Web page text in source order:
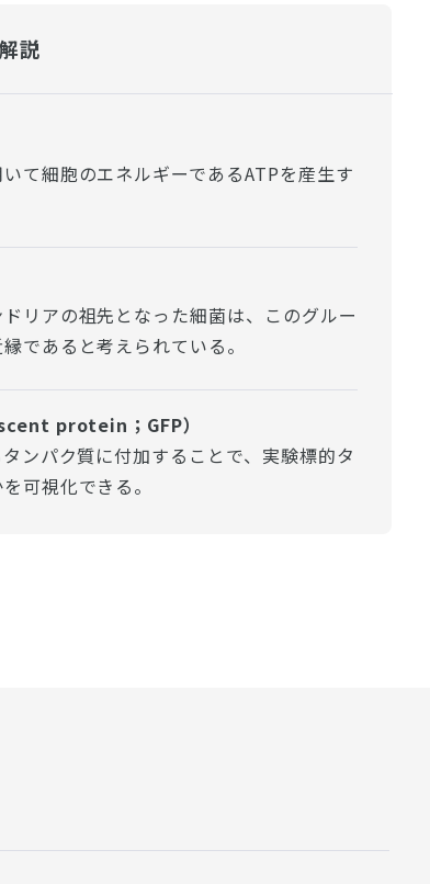
説
て細胞のエネルギーであるATPを産生す
リアの祖先となった細菌は、このグルー
であると考えられている。
protein；GFP）
ンパク質に付加することで、実験標的タ
可視化できる。